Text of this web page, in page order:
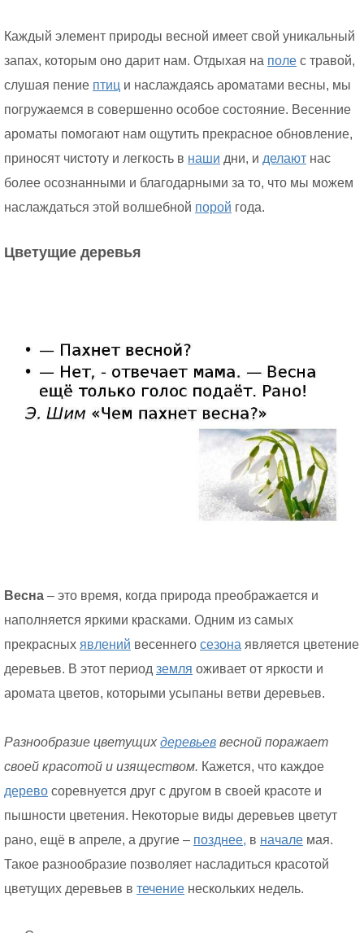
Каждый элемент природы весной имеет свой уникальный
запах, которым оно дарит нам. Отдыхая на поле с травой,
слушая пение птиц и наслаждаясь ароматами весны, мы
погружаемся в совершенно особое состояние. Весенние
ароматы помогают нам ощутить прекрасное обновление,
приносят чистоту и легкость в наши дни, и делают нас
более осознанными и благодарными за то, что мы можем
наслаждаться этой волшебной порой года.
Цветущие деревья
Весна – это время, когда природа преображается и
наполняется яркими красками. Одним из самых
прекрасных явлений весеннего сезона является цветение
деревьев. В этот период земля оживает от яркости и
аромата цветов, которыми усыпаны ветви деревьев.
Разнообразие цветущих деревьев весной поражает
своей красотой и изяществом. Кажется, что каждое
дерево соревнуется друг с другом в своей красоте и
пышности цветения. Некоторые виды деревьев цветут
рано, ещё в апреле, а другие – позднее, в начале мая.
Такое разнообразие позволяет насладиться красотой
цветущих деревьев в течение нескольких недель.